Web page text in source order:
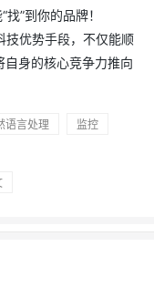
”到你的品牌！
技优势手段，不仅能顺
身的核心竞争力推向
语言处理
监控